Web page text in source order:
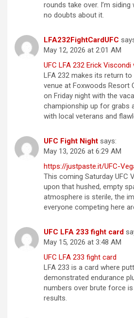
rounds take over. I’m
no doubts about it.
LFA232FightCardUFC
May 12, 2026 at 2:01 AM
UFC LFA 232 Erick
LFA 232 makes its return
venue at Foxwoods Resort
on Friday night with the
championship up for grabs
with local veterans and
UFC Fight Night says:
May 13, 2026 at 6:29 AM
https://justpaste.it/UFC-
This coming Saturday UFC
upon that hushed, empty
atmosphere is sterile, the
everyone competing here
UFC LFA 233 fight card
May 15, 2026 at 3:48 AM
UFC LFA 233 fight card
LFA 233 is a card where
demonstrated endurance
numbers over brute force
results.